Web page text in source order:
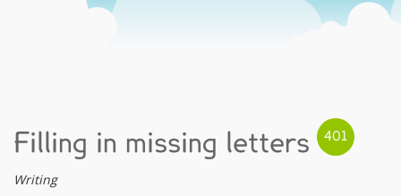
Filling in missing letters
Writing